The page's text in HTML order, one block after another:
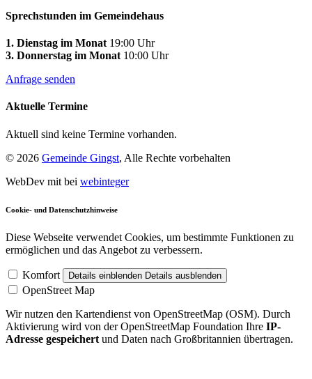
Sprechstunden im Gemeindehaus
1. Dienstag im Monat 19:00 Uhr
3. Donnerstag im Monat 10:00 Uhr
Anfrage senden
Aktuelle Termine
Aktuell sind keine Termine vorhanden.
© 2026 Gemeinde Gingst, Alle Rechte vorbehalten
WebDev mit bei webinteger
Cookie- und Datenschutzhinweise
Diese Webseite verwendet Cookies, um bestimmte Funktionen zu
ermöglichen und das Angebot zu verbessern.
Komfort Details einblenden Details ausblenden
OpenStreet Map
Wir nutzen den Kartendienst von OpenStreetMap (OSM). Durch
Aktivierung wird von der OpenStreetMap Foundation Ihre IP-
Adresse gespeichert und Daten nach Großbritannien übertragen.